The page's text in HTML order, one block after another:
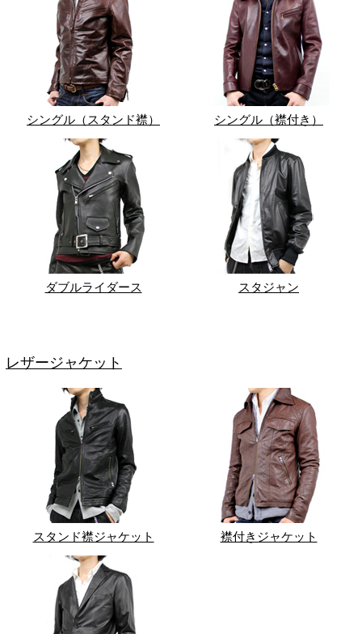
シングル（スタンド襟） シングル（襟付き）
ダブルライダース スタジャン
レザージャケット
スタンド襟ジャケット 襟付きジャケット